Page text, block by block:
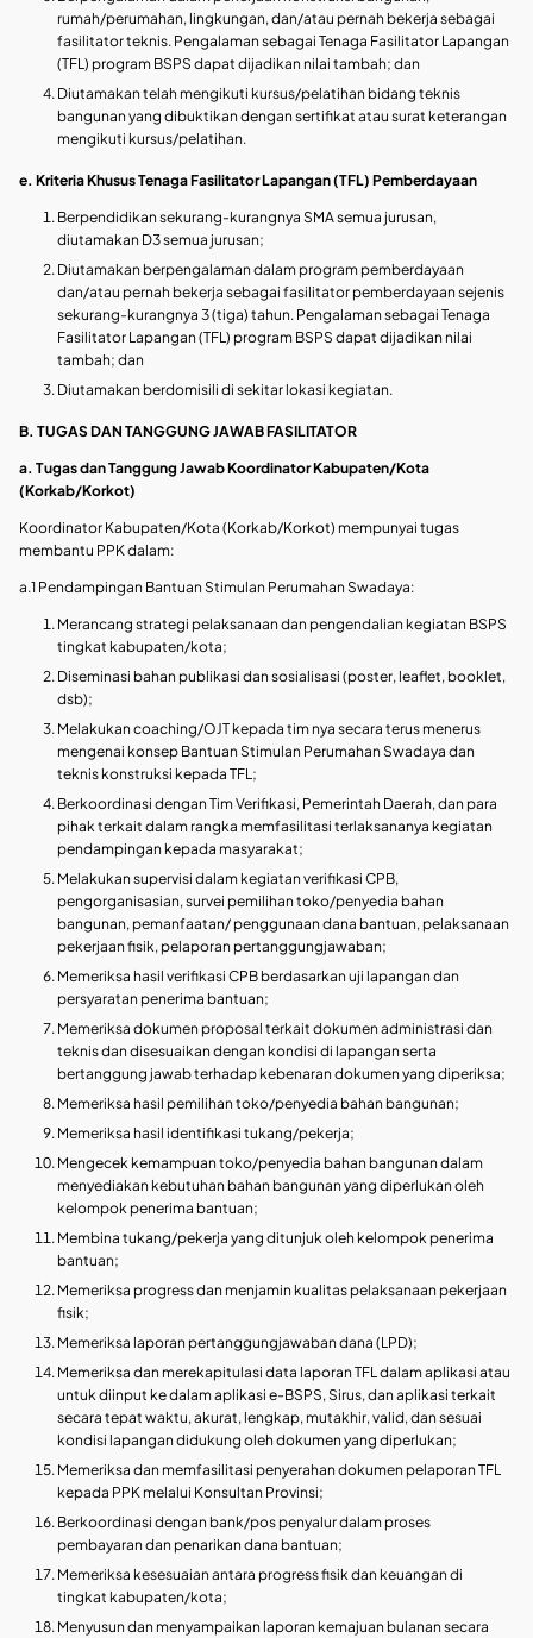
rumah/perumahan, lingkungan, dan/atau pernah bekerja sebagai
fasilitator teknis. Pengalaman sebagai Tenaga Fasilitator Lapangan
(TFL) program BSPS dapat dijadikan nilai tambah; dan
Diutamakan telah mengikuti kursus/pelatihan bidang teknis
bangunan yang dibuktikan dengan sertifikat atau surat keterangan
mengikuti kursus/pelatihan.
e. Kriteria Khusus Tenaga Fasilitator Lapangan (TFL) Pemberdayaan
Berpendidikan sekurang-kurangnya SMA semua jurusan,
diutamakan D3 semua jurusan;
Diutamakan berpengalaman dalam program pemberdayaan
dan/atau pernah bekerja sebagai fasilitator pemberdayaan sejenis
sekurang-kurangnya 3 (tiga) tahun. Pengalaman sebagai Tenaga
Fasilitator Lapangan (TFL) program BSPS dapat dijadikan nilai
tambah; dan
Diutamakan berdomisili di sekitar lokasi kegiatan.
B. TUGAS DAN TANGGUNG JAWAB FASILITATOR
a. Tugas dan Tanggung Jawab Koordinator Kabupaten/Kota
(Korkab/Korkot)
Koordinator Kabupaten/Kota (Korkab/Korkot) mempunyai tugas
membantu PPK dalam:
a.1 Pendampingan Bantuan Stimulan Perumahan Swadaya:
Merancang strategi pelaksanaan dan pengendalian kegiatan BSPS
tingkat kabupaten/kota;
Diseminasi bahan publikasi dan sosialisasi (poster, leaflet, booklet,
dsb);
Melakukan coaching/OJT kepada tim nya secara terus menerus
mengenai konsep Bantuan Stimulan Perumahan Swadaya dan
teknis konstruksi kepada TFL;
Berkoordinasi dengan Tim Verifikasi, Pemerintah Daerah, dan para
pihak terkait dalam rangka memfasilitasi terlaksananya kegiatan
pendampingan kepada masyarakat;
Melakukan supervisi dalam kegiatan verifikasi CPB,
pengorganisasian, survei pemilihan toko/penyedia bahan
bangunan, pemanfaatan/ penggunaan dana bantuan, pelaksanaan
pekerjaan fisik, pelaporan pertanggungjawaban;
Memeriksa hasil verifikasi CPB berdasarkan uji lapangan dan
persyaratan penerima bantuan;
Memeriksa dokumen proposal terkait dokumen administrasi dan
teknis dan disesuaikan dengan kondisi di lapangan serta
bertanggung jawab terhadap kebenaran dokumen yang diperiksa;
Memeriksa hasil pemilihan toko/penyedia bahan bangunan;
Memeriksa hasil identifikasi tukang/pekerja;
Mengecek kemampuan toko/penyedia bahan bangunan dalam
menyediakan kebutuhan bahan bangunan yang diperlukan oleh
kelompok penerima bantuan;
Membina tukang/pekerja yang ditunjuk oleh kelompok penerima
bantuan;
Memeriksa progress dan menjamin kualitas pelaksanaan pekerjaan
fisik;
Memeriksa laporan pertanggungjawaban dana (LPD);
Memeriksa dan merekapitulasi data laporan TFL dalam aplikasi atau
untuk diinput ke dalam aplikasi e-BSPS, Sirus, dan aplikasi terkait
secara tepat waktu, akurat, lengkap, mutakhir, valid, dan sesuai
kondisi lapangan didukung oleh dokumen yang diperlukan;
Memeriksa dan memfasilitasi penyerahan dokumen pelaporan TFL
kepada PPK melalui Konsultan Provinsi;
Berkoordinasi dengan bank/pos penyalur dalam proses
pembayaran dan penarikan dana bantuan;
Memeriksa kesesuaian antara progress fisik dan keuangan di
tingkat kabupaten/kota;
Menyusun dan menyampaikan laporan kemajuan bulanan secara